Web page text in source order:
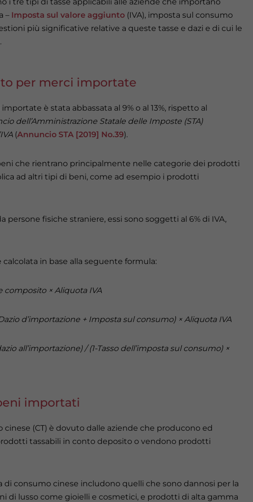
– Imposta sul valore aggiunto (IVA), imposta sul consumo
più significative relative a queste tasse e dazi e di cui le
per merci importate
importate è stata abbassata al 9% o al 13%, rispetto al
dell’Amministrazione Statale delle Imposte (STA)
(Annuncio STA [2019] No.39).
che rientrano principalmente nelle categorie dei prodotti
ad altri tipi di beni, come ad esempio i prodotti
persone fisiche straniere, essi sono soggetti al 6% di IVA,
calcolata in base alla seguente formula:
composito × Aliquota IVA
+ Imposta sul consumo) × Aliquota IVA
/ (1-Tasso dell’imposta sul consumo) ×
importati
(CT) è dovuto dalle aziende che producono ed
tassabili in conto deposito o vendono prodotti
consumo cinese includono quelli che sono dannosi per la
di lusso come gioielli e cosmetici, e prodotti di alta gamma